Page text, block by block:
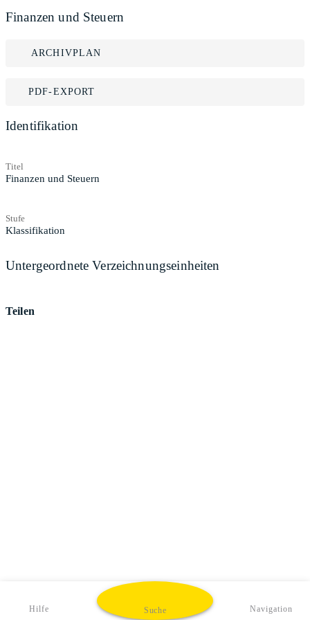
Finanzen und Steuern
ARCHIVPLAN
PDF-EXPORT
Identifikation
Titel
Finanzen und Steuern
Stufe
Klassifikation
Untergeordnete Verzeichnungseinheiten
Teilen
Hilfe Suche Navigation